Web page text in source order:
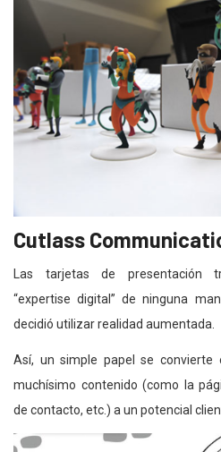
Cutlass
Las tarjetas de presentación
“expertise digital” de ninguna
decidió utilizar realidad aumentada.
Así, un simple papel se
muchísimo contenido (como la
de contacto, etc.) a un potencial